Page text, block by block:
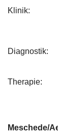
Klinik:
Diagnostik:
Therapie:
Meschede/